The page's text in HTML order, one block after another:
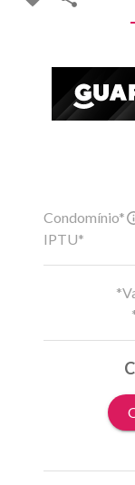
Condomínio*
IPTU*